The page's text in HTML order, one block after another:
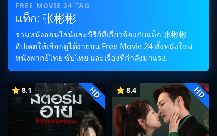
FREE MOVIE 24 TAG
แท็ก: 张彬彬
รวมหนังออนไลน์และซีรีย์ที่เกี่ยวข้องกับแท็ก 张彬彬
อัปเดตให้เลือกดูได้ง่ายบน Free Movie 24 ทั้งหนังใหม่
หนังพากย์ไทย ซับไทย และเรื่องที่กำลังมาแรง.
⭐ 8.1 HD ⭐ 8.4 HD